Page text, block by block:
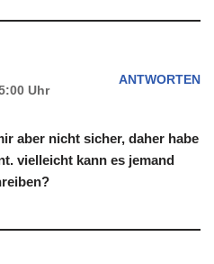
Uhr
ANTWORTEN
aber nicht sicher, daher habe
vielleicht kann es jemand